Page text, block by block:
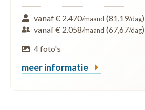
vanaf € 2.470/maand (81,19/dag)
vanaf € 2.058/maand (67,67/dag)
4 foto's
meer informatie